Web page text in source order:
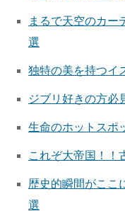
まるで天空のカ
選
独特の美を持つイ
ジブリ好きの方必
生命のホットスポ
これぞ大帝国！！
歴史的瞬間がここ
選